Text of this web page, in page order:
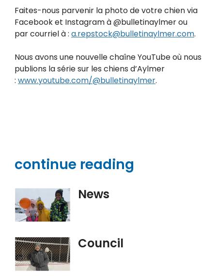
Faites-nous parvenir la photo de votre chien via
Facebook et Instagram à @bulletinaylmer ou
par courriel à : a.repstock@bulletinaylmer.com.
Nous avons une nouvelle chaîne YouTube où nous
publions la série sur les chiens d’Aylmer
: www.youtube.com/@bulletinaylmer.
continue reading
News
Council